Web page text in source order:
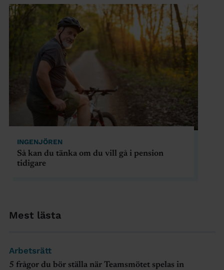
Mest lästa
Arbetsrätt
5 frågor du bör ställa när Teamsmötet spelas in
INGENJÖREN
Så kan du tänka om du vill gå i pension
tidigare